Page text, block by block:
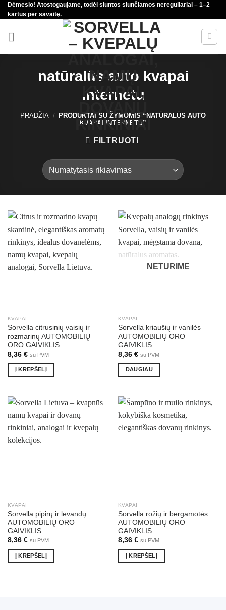
Skip
to
content
Dėmesio! Atostogaujame, todėl siuntos siunčiamos nereguliariai – 1–2
kartus per savaitę.
natūralūs auto kvapai
internetu
PRADŽIA /
PRODUKTAI SU ŽYMOMIS “NATŪRALŪS AUTO
KVAPAI INTERNETU”
FILTRUOTI
KVAPAI
Sorvella citrusinių vaisių ir
rozmarinų AUTOMOBILIŲ
ORO GAIVIKLIS
8,36 € su PVM
Į KREPŠELĮ
NETURIME
KVAPAI
Sorvella kriaušių ir vanilės
AUTOMOBILIŲ ORO
GAIVIKLIS
8,36 € su PVM
DAUGIAU
KVAPAI
Sorvella pipirų ir levandų
AUTOMOBILIŲ ORO
GAIVIKLIS
8,36 € su PVM
Į KREPŠELĮ
KVAPAI
Sorvella rožių ir bergamotės
AUTOMOBILIŲ ORO
GAIVIKLIS
8,36 € su PVM
Į KREPŠELĮ